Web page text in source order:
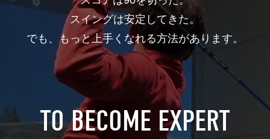
スイングは安定してきた。
でも、もっと上手くなれる方法があります。
TO BECOME EXPERT